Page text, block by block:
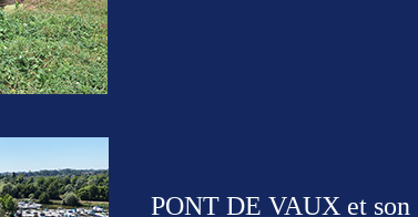
PONT DE VAUX et son